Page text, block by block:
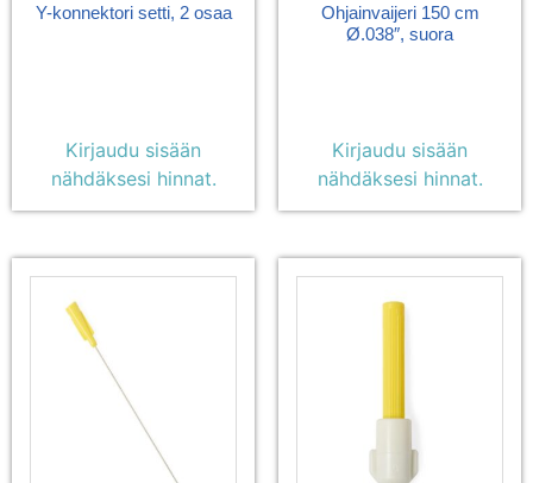
Y-konnektori setti, 2 osaa
Kirjaudu sisään
nähdäksesi hinnat.
Ohjainvaijeri 150 cm
Ø.038″, suora
Kirjaudu sisään
nähdäksesi hinnat.